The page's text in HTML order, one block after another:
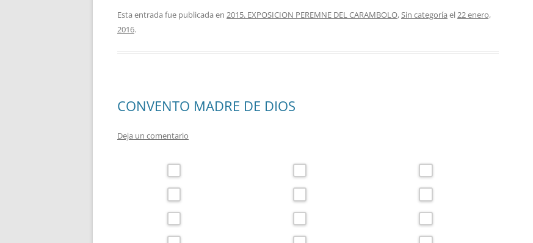
Esta entrada fue publicada en 2015. EXPOSICION PEREMNE DEL CARAMBOLO,Sin categoría el22 enero,
2016.
CONVENTO MADRE DE DIOS
Deja un comentario